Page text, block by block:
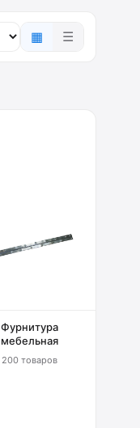
▦ ☰
Фурнитура
мебельная
200 товаров